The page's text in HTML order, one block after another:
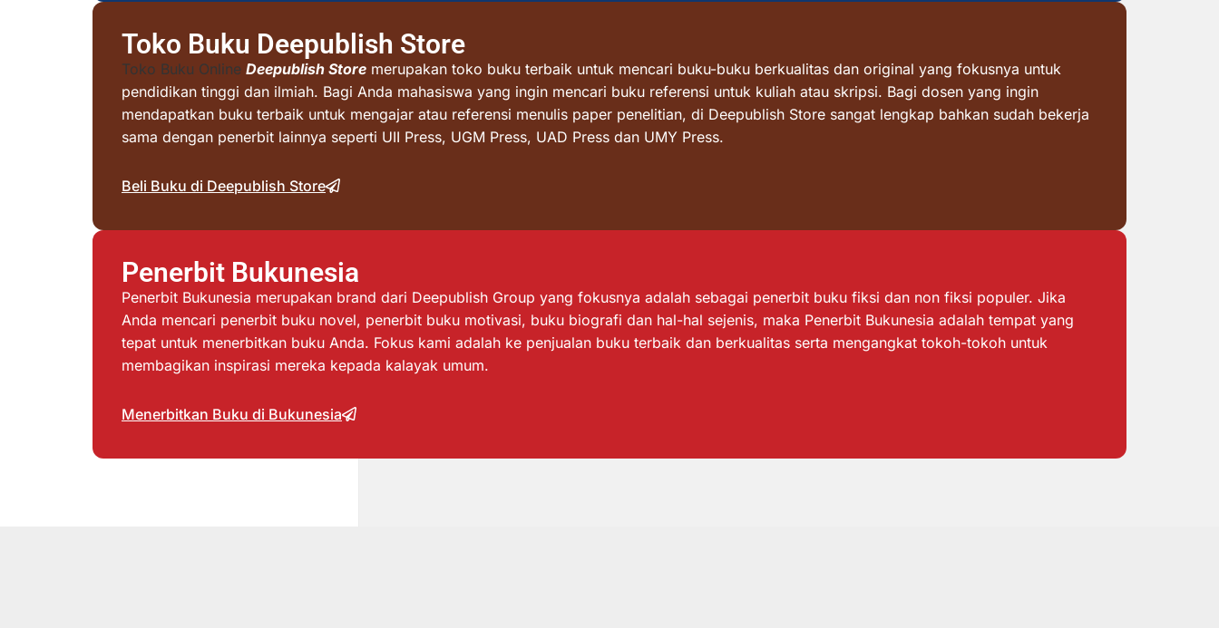
Toko Buku Deepublish Store
Toko Buku Online Deepublish Store merupakan toko buku terbaik untuk mencari buku-buku berkualitas dan original yang fokusnya untuk
pendidikan tinggi dan ilmiah. Bagi Anda mahasiswa yang ingin mencari buku referensi untuk kuliah atau skripsi. Bagi dosen yang ingin
mendapatkan buku terbaik untuk mengajar atau referensi menulis paper penelitian, di Deepublish Store sangat lengkap bahkan sudah bekerja
sama dengan penerbit lainnya seperti UII Press, UGM Press, UAD Press dan UMY Press.
Beli Buku di Deepublish Store
Penerbit Bukunesia
Penerbit Bukunesia merupakan brand dari Deepublish Group yang fokusnya adalah sebagai penerbit buku fiksi dan non fiksi populer. Jika
Anda mencari penerbit buku novel, penerbit buku motivasi, buku biografi dan hal-hal sejenis, maka Penerbit Bukunesia adalah tempat yang
tepat untuk menerbitkan buku Anda. Fokus kami adalah ke penjualan buku terbaik dan berkualitas serta mengangkat tokoh-tokoh untuk
membagikan inspirasi mereka kepada kalayak umum.
Menerbitkan Buku di Bukunesia